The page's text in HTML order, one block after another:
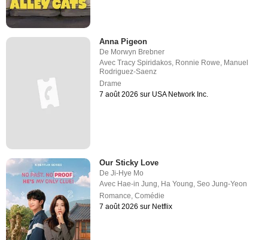
Anna Pigeon
De Morwyn Brebner
AvecTracy Spiridakos Ronnie Rowe Manuel
Rodriguez-Saenz
Drame
7 août 2026 sur USA Network Inc.
Our Sticky Love
DeJi-Hye Mo
Avec Hae-in Jung, Ha Young,Seo Jung-Yeon
Romance,Comédie
7 août 2026 sur Netflix